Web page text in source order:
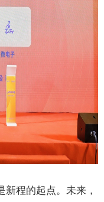
程的起点。未来，